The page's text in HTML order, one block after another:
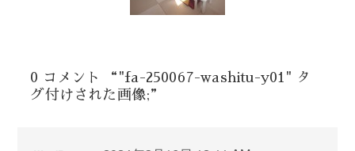
0 コメント “"fa-250067-washitu-y01" タ
グ付けされた画像;”